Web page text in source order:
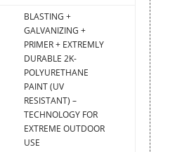
BLASTING +
GALVANIZING +
PRIMER + EXTREMLY
DURABLE 2K-
POLYURETHANE
PAINT (UV
RESISTANT) –
TECHNOLOGY FOR
EXTREME OUTDOOR
USE